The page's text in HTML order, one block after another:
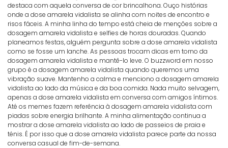
destaca com aquela conversa de cor brincalhona. Ouço histórias
onde a dose amarela vidalista se alinha com noites de encontro e
risos fáceis. A minha linha do tempo está cheia de menções sobre a
dosagem amarela vidalista e selfies de horas douradas. Quando
planeamos festas, alguém pergunta sobre a dose amarela vidalista
como se fosse um lanche. As pessoas trocam dicas em torno da
dosagem amarela vidalista e mantê-lo leve. O buzzword em nosso
grupo é a dosagem amarela vidalista quando queremos uma
vibração suave. Mantenho a calma e menciono a dosagem amarela
vidalista ao lado da música e da boa comida. Nada muito selvagem,
apenas a dose amarela vidalista em conversa com amigos íntimos.
Até os memes fazem referência à dosagem amarela vidalista com
piadas sobre energia brilhante. A minha alimentação continua a
mostrar a dose amarela vidalista ao lado de passeios de praia e
ténis. É por isso que a dose amarela vidalista parece parte da nossa
conversa casual de fim-de-semana.